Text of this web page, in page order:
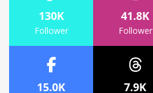
130K
Follower
41.8K
Follower
15.0K 7.9K